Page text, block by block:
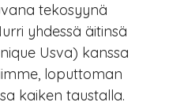
tekosyynä
yhdessä äitinsä
Usva) kanssa
loputtoman
kaiken taustalla.